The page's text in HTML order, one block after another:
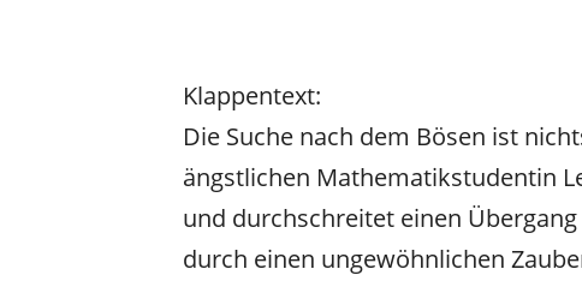
Klappentext:
Die Suche nach dem Bösen ist
ängstlichen Mathematikstudentin
und durchschreitet einen
durch einen ungewöhnlichen